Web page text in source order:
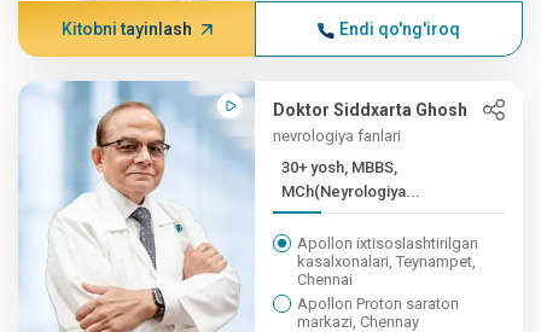
Kitobni tayinlash Endi qo'ng'iroq
Doktor Siddxarta Ghosh
nevrologiya fanlari
30+ yosh, MBBS,
MCh(Neyrologiya...
Apollon ixtisoslashtirilgan
kasalxonalari, Teynampet,
Chennai
Apollon Proton saraton
markazi, Chennay